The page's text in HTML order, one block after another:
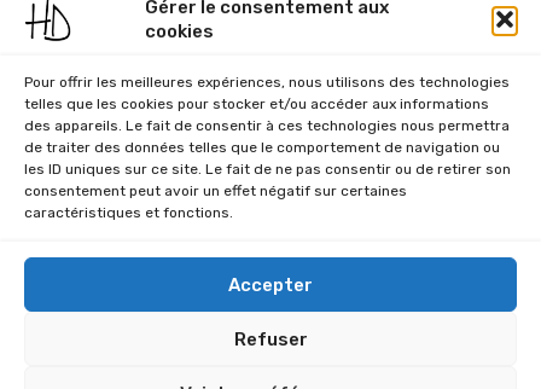
Gérer le consentement aux
cookies
Pour offrir les meilleures expériences, nous utilisons des technologies
telles que les cookies pour stocker et/ou accéder aux informations
des appareils. Le fait de consentir à ces technologies nous permettra
de traiter des données telles que le comportement de navigation ou
les ID uniques sur ce site. Le fait de ne pas consentir ou de retirer son
consentement peut avoir un effet négatif sur certaines
caractéristiques et fonctions.
Accepter
Refuser
Acceptation RGPD
*
J'accepte la politique de confidentialité du
site Home & Déco